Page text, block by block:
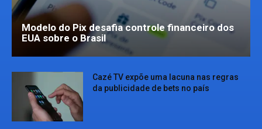
Modelo do Pix desafia controle financeiro dos
EUA sobre o Brasil
Cazé TV expõe uma lacuna nas regras
da publicidade de bets no país